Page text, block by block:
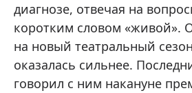
диагнозе, отвечая на
коротким словом «живой».
на новый театральный
оказалась сильнее.
говорил с ним накануне